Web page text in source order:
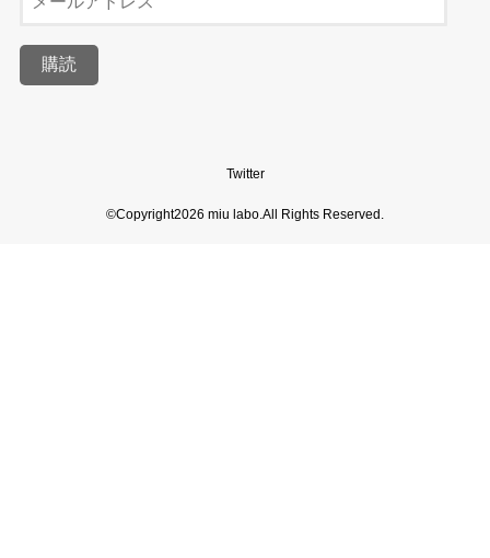
ル
購読
Twitter
©Copyright2026 miu labo .All Rights Reserved.